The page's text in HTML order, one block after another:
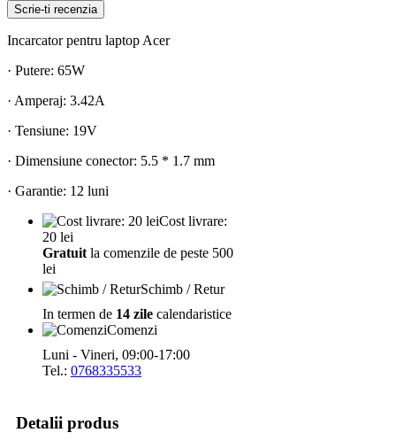
Scrie-ti recenzia
Incarcator pentru laptop Acer
· Putere: 65W
· Amperaj: 3.42A
· Tensiune: 19V
· Dimensiune conector: 5.5 * 1.7 mm
· Garantie: 12 luni
Cost livrare:
20 lei
Gratuit la comenzile de peste 500
lei
Schimb / Retur
In termen de 14 zile calendaristice
Comenzi
Luni - Vineri, 09:00-17:00
Tel.: 0768335533
Detalii produs